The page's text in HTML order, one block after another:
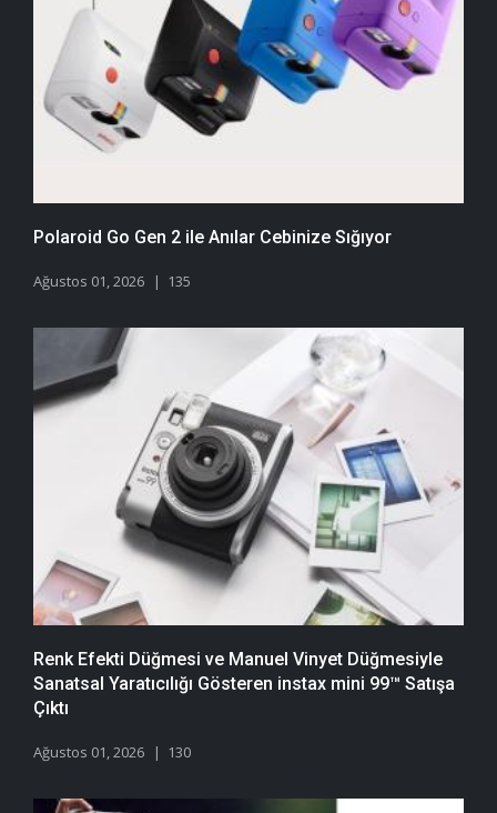
Polaroid Go Gen 2 ile Anılar Cebinize Sığıyor
Ağustos 01, 2026 135
Renk Efekti Düğmesi ve Manuel Vinyet Düğmesiyle
Sanatsal Yaratıcılığı Gösteren instax mini 99™ Satışa
Çıktı
Ağustos 01, 2026 130